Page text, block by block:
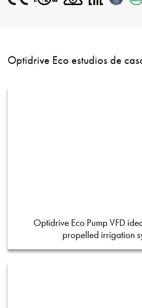
Optidrive Eco estudios de
Optidrive Eco Pump VFD
propelled irrigation